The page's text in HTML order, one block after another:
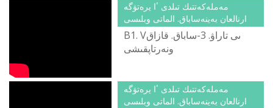
مەملەكەتتىك تىلدى ٴا يرەتۋگە
ارنالعان بەينەساباق. الماتى وبلىسى
B1. Vىى تاراۋ. 3-ساباق. قازاق
ونەرتاپقىشى
مەملەكەتتىك تىلدى ٴا يرەتۋگە
ارنالعان بەينەساباق. الماتى وبلىسى